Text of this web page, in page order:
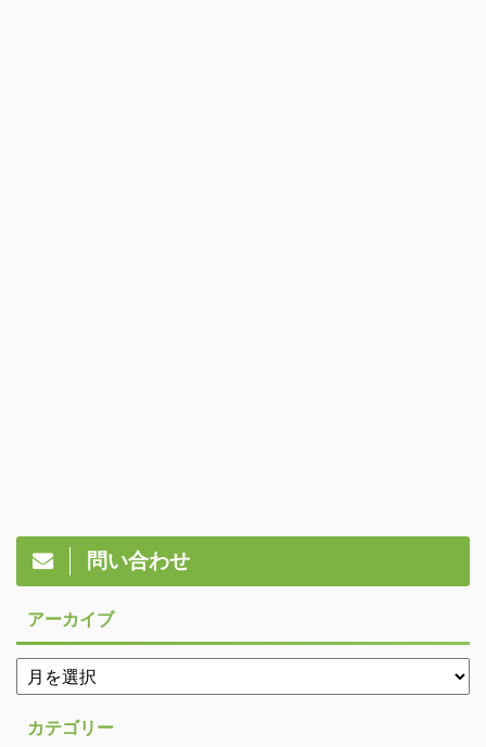
問い合わせ
アーカイブ
カテゴリー